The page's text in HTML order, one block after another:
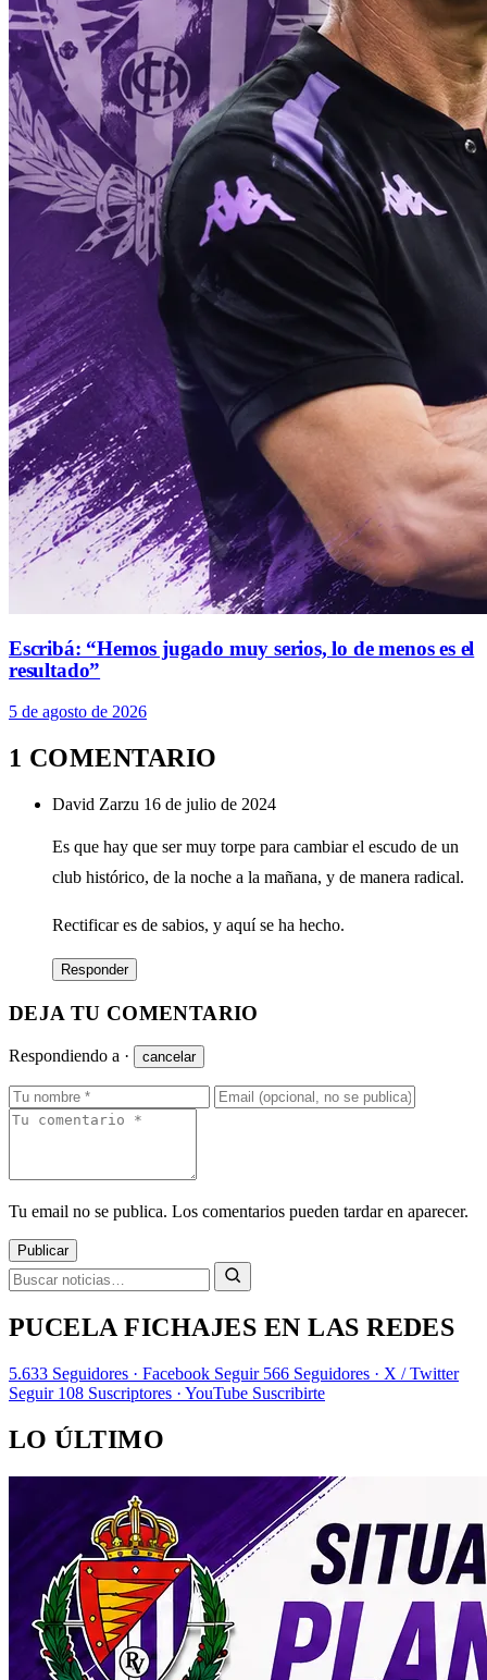
Escribá: “Hemos jugado muy serios, lo de menos es el
resultado”
5 de agosto de 2026
1 COMENTARIO
David Zarzu 16 de julio de 2024
Es que hay que ser muy torpe para cambiar el escudo de un
club histórico, de la noche a la mañana, y de manera radical.
Rectificar es de sabios, y aquí se ha hecho.
Responder
DEJA TU COMENTARIO
Respondiendo a · cancelar
Tu email no se publica. Los comentarios pueden tardar en aparecer.
Publicar
PUCELA FICHAJES EN LAS REDES
5.633 Seguidores · Facebook Seguir 566 Seguidores · X / Twitter
Seguir 108 Suscriptores · YouTube Suscribirte
LO ÚLTIMO